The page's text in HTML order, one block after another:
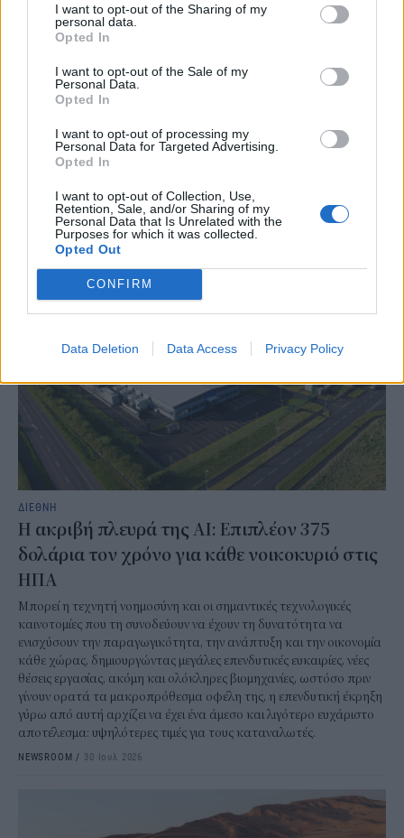
I want to opt-out of the Sharing of my
personal data.
Opted In
I want to opt-out of the Sale of my
Personal Data.
Opted In
I want to opt-out of processing my
Personal Data for Targeted Advertising.
Opted In
I want to opt-out of Collection, Use,
Retention, Sale, and/or Sharing of my
Personal Data that Is Unrelated with the
Purposes for which it was collected.
Opted Out
CONFIRM
Data Deletion Data Access Privacy Policy
Ο παγκόσμιος χάρτης του καφέ: Ποιες χώρες
κυριαρχούν στην παραγωγή
Ο καφές αποτελεί βασικό στοιχείο της καθημερινότητας
εκατομμυρίων καταναλωτών παγκοσμίως, και ειδικά στη χώρα
μας μπορεί να συνοδεύει το πρωινό ξύπνημα, το μεσημεριανό
φαγητό, τη συνάντηση με φίλους αλλά και κάποιο επαγγελματικό
ραντεβού. Γενικά, ταιριάζει σχεδόν σε κάθε κοινωνική συνθήκη,
προσφέρεται σε δεκάδες παραλλαγές και καλύπτει κάθε γούστο.
NEWSROOM/04 Αυγ 2026
ΔΙΕΘΝΗ
Η ακριβή πλευρά της AI: Επιπλέον 375
δολάρια τον χρόνο για κάθε νοικοκυριό στις
ΗΠΑ
Μπορεί η τεχνητή νοημοσύνη και οι σημαντικές τεχνολογικές
καινοτομίες που τη συνοδεύουν να έχουν τη δυνατότητα να
ενισχύσουν την παραγωγικότητα, την ανάπτυξη και την οικονομία
κάθε χώρας, δημιουργώντας μεγάλες επενδυτικές ευκαιρίες, νέες
θέσεις εργασίας, ακόμη και ολόκληρες βιομηχανίες, ωστόσο πριν
γίνουν ορατά τα μακροπρόθεσμα οφέλη της, η επενδυτική έκρηξη
γύρω από αυτή αρχίζει να έχει ένα άμεσο και λιγότερο ευχάριστο
αποτέλεσμα: υψηλότερες τιμές για τους καταναλωτές.
NEWSROOM / 30 Ιουλ 2026